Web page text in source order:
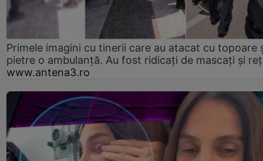
Primele imagini cu tinerii care au atacat cu topoare
pietre o ambulanță. Au fost ridicați de mascați și
www.antena3.ro